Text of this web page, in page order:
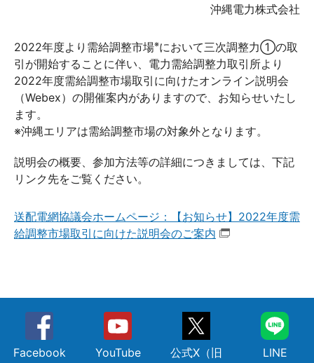
沖縄電力株式会社
2022年度より需給調整市場※において三次調整力①の取
引が開始することに伴い、電力需給調整力取引所より
2022年度需給調整市場取引に向けたオンライン説明会
（Webex）の開催案内がありますので、お知らせいたし
ます。
※沖縄エリアは需給調整市場の対象外となります。
説明会の概要、参加方法等の詳細につきましては、下記
リンク先をご覧ください。
送配電網協議会ホームページ：【お知らせ】2022年度需
給調整市場取引に向けた説明会のご案内
Facebook YouTube
公式X（旧
LINE